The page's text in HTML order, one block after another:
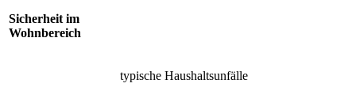
Sicherheit im
Wohnbereich
typische Haushaltsunfälle